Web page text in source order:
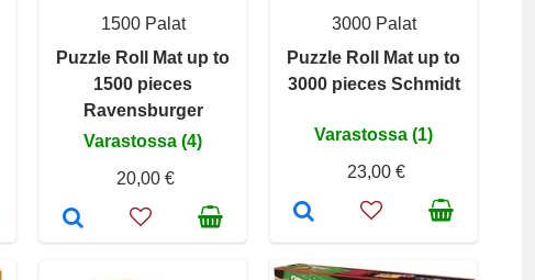
1500 Palat
Puzzle Roll Mat up to
1500 pieces
Ravensburger
Varastossa (4)
20,00 €
3000 Palat
Puzzle Roll Mat up to
3000 pieces Schmidt
Varastossa (1)
23,00 €